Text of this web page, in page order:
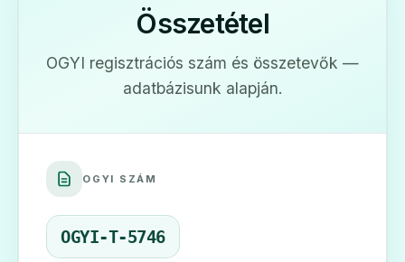
ADATLAP
🧬
ADATLAP
Összetétel
OGYI regisztrációs szám és összetevők —
adatbázisunk alapján.
OGYI SZÁM
OGYI-T-5746